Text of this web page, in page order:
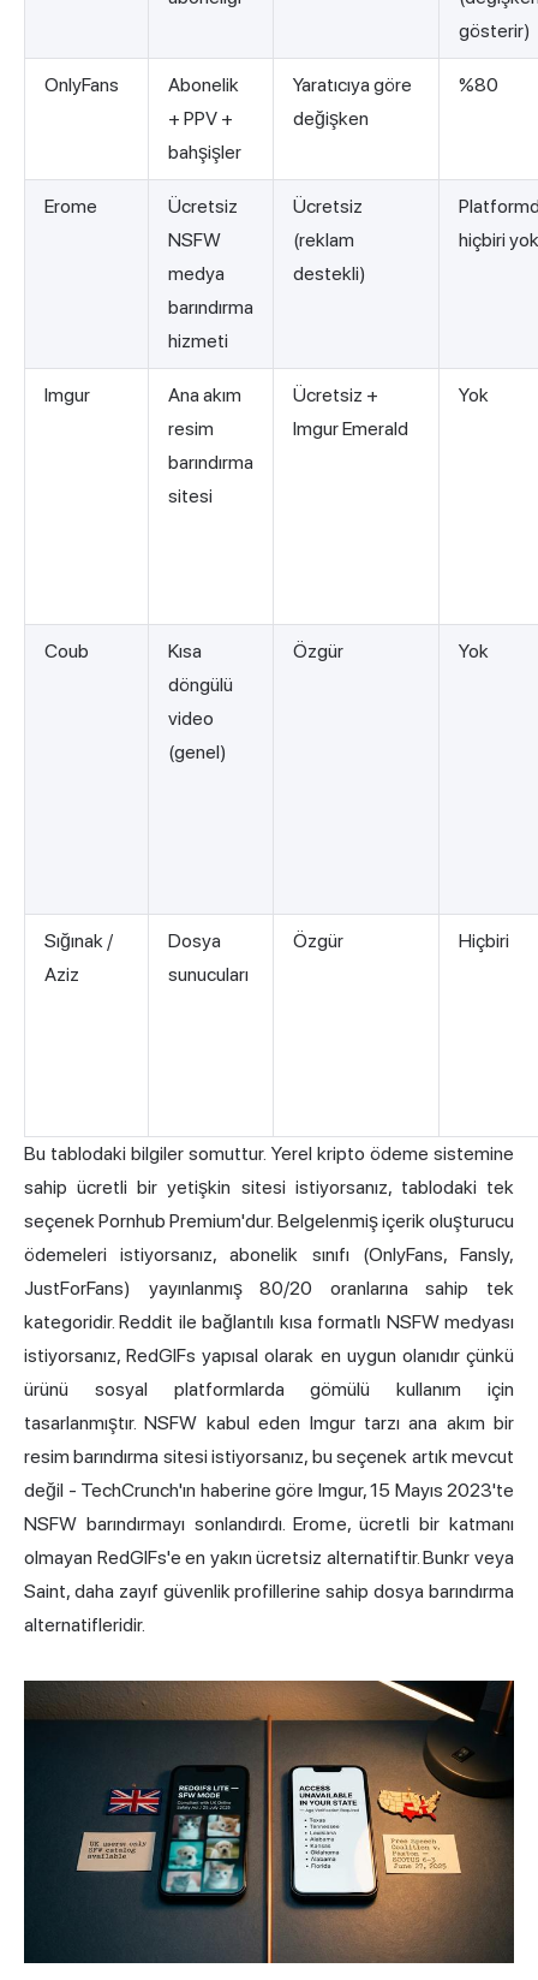
gösterir)
OnlyFans
Abonelik
+ PPV +
bahşişler
Yaratıcıya göre
değişken
%80
Erome
Ücretsiz
NSFW
medya
barındırma
hizmeti
Ücretsiz
(reklam
destekli)
hiçbiri yok
Imgur
Ana akım
resim
barındırma
sitesi
Ücretsiz +
Imgur Emerald
Yok
Coub
Kısa
döngülü
video
(genel)
Özgür Yok
Sığınak /
Aziz
Dosya
sunucuları
Özgür Hiçbiri
Bu tablodaki bilgiler somuttur. Yerel kripto ödeme sistemine
sahip ücretli bir yetişkin sitesi istiyorsanız, tablodaki tek
seçenek Pornhub Premium'dur. Belgelenmiş içerik oluşturucu
ödemeleri istiyorsanız, abonelik sınıfı (OnlyFans, Fansly,
JustForFans) yayınlanmış 80/20 oranlarına sahip tek
kategoridir. Reddit ile bağlantılı kısa formatlı NSFW medyası
istiyorsanız, RedGIFs yapısal olarak en uygun olanıdır çünkü
ürünü sosyal platformlarda gömülü kullanım için
tasarlanmıştır. NSFW kabul eden Imgur tarzı ana akım bir
resim barındırma sitesi istiyorsanız, bu seçenek artık mevcut
değil - TechCrunch'ın haberine göre Imgur, 15 Mayıs 2023'te
NSFW barındırmayı sonlandırdı. Erome, ücretli bir katmanı
olmayan RedGIFs'e en yakın ücretsiz alternatiftir. Bunkr veya
Saint, daha zayıf güvenlik profillerine sahip dosya barındırma
alternatifleridir.